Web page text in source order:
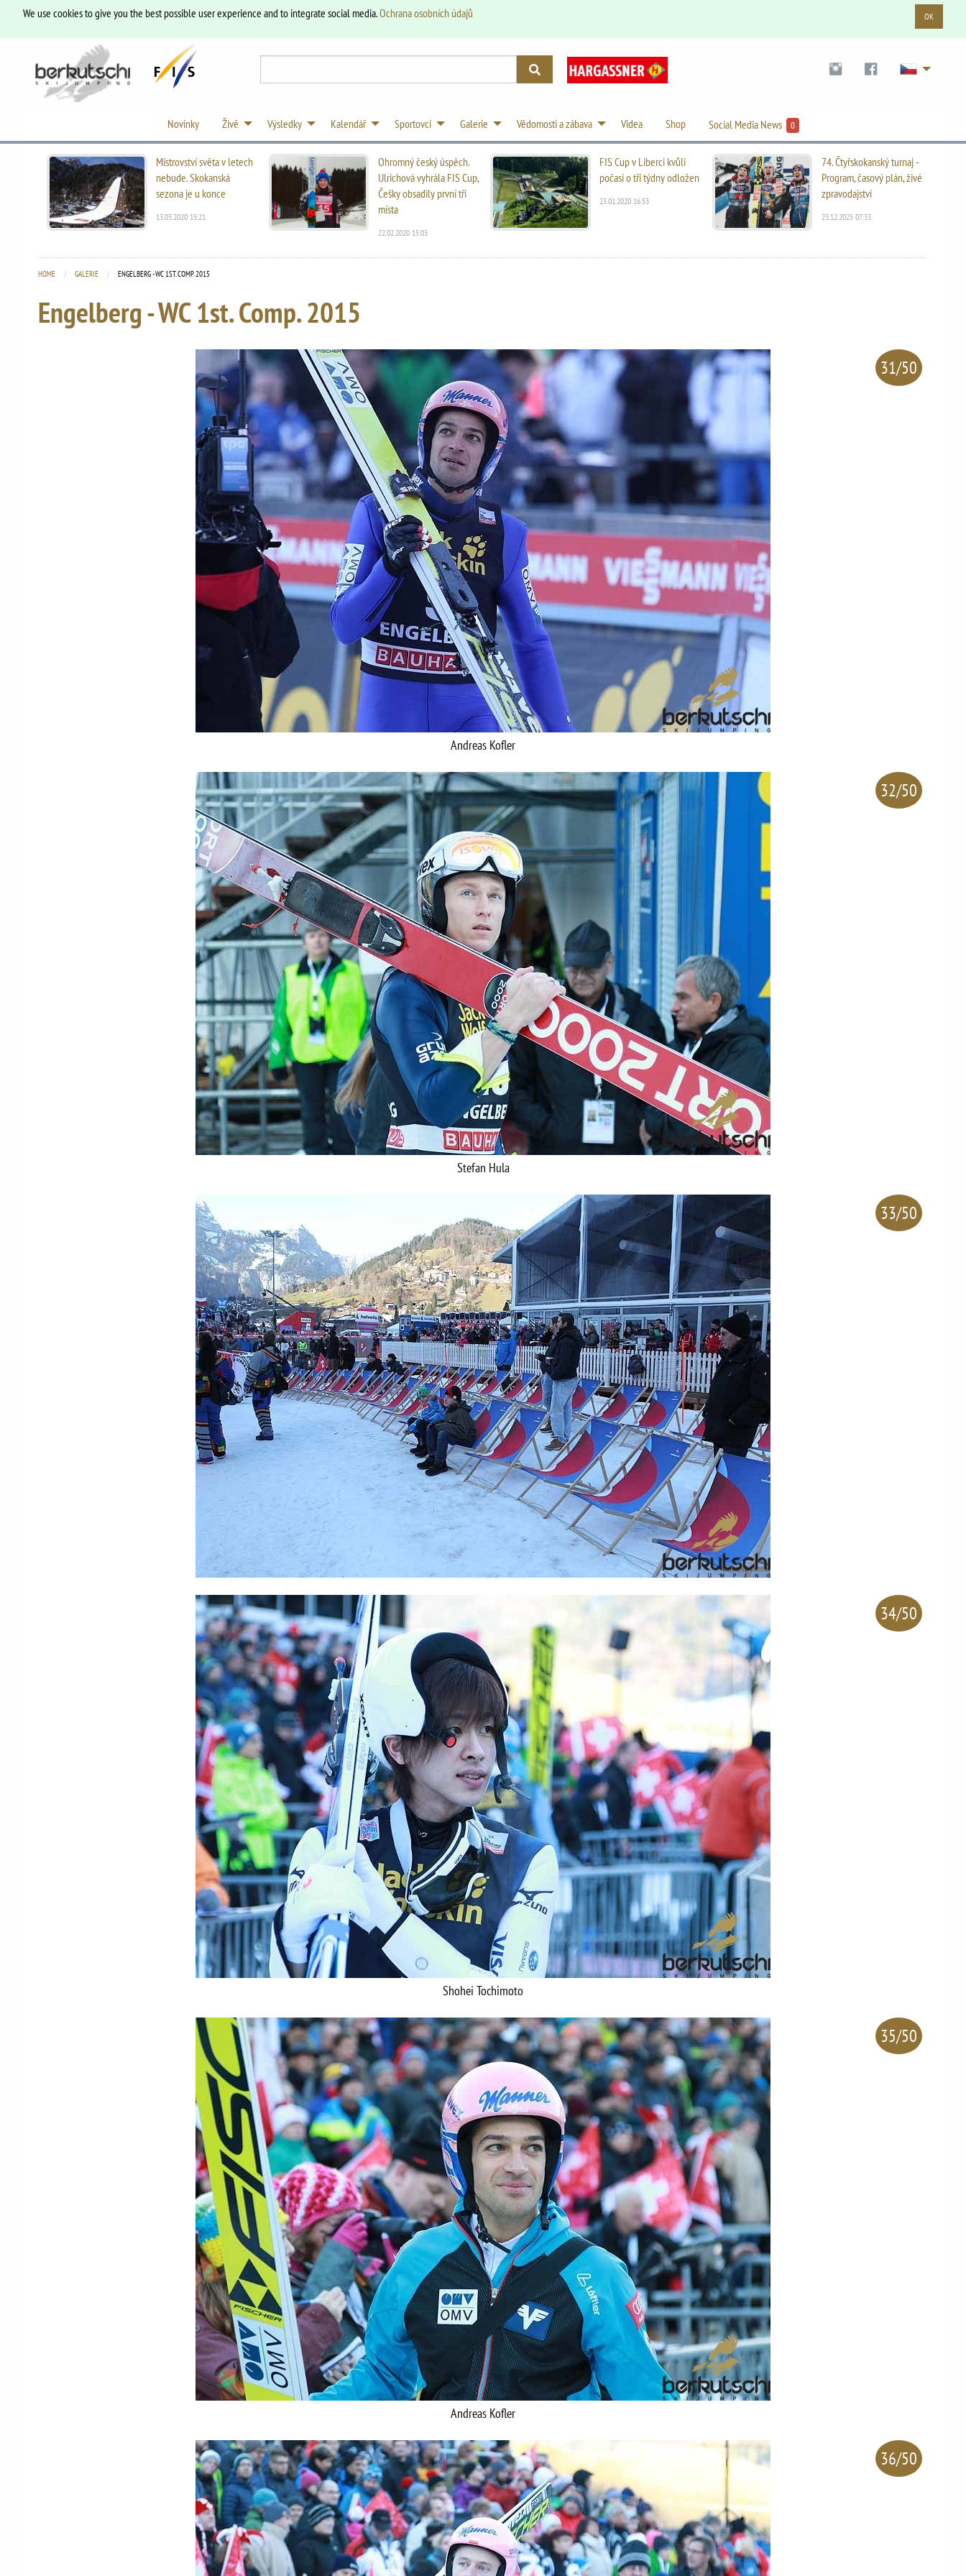
We use cookies to give you the best possible user experience and to integrate social media.Ochrana osobních údajů OK
Novinky Živě Výsledky Kalendář Sportovci Galerie Vědomosti a zábava Videa Shop Social Media News 0
Mistrovství světa v letech
nebude. Skokanská
sezona je u konce
13.03.2020 15:21
Ohromný český úspěch.
Ulrichová vyhrála FIS Cup,
Češky obsadily první tři
místa
22.02.2020 15:03
FIS Cup v Liberci kvůli
počasí o tři týdny odložen
23.01.2020 16:53
74. Čtyřskokanský turnaj -
Program, časový plán, živé
zpravodajství
23.12.2025 07:33
HOME GALERIE CURRENT:
ENGELBERG - WC 1ST. COMP. 2015
Engelberg - WC 1st. Comp. 2015
31/50
Andreas Kofler
32/50
Stefan Hula
33/50
34/50
Shohei Tochimoto
35/50
Andreas Kofler
36/50